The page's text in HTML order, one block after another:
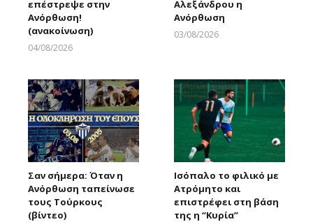
επέστρεψε στην
Ανόρθωση!
(ανακοίνωση)
04/08/2026
Αλεξάνδρου η
Ανόρθωση
03/08/2026
Σαν σήμερα: Όταν η
Ανόρθωση ταπείνωσε
τους Τούρκους
(βίντεο)
Ισόπαλο το φιλικό με
Ατρόμητο και
επιστρέφει στη βάση
της η “Κυρία”